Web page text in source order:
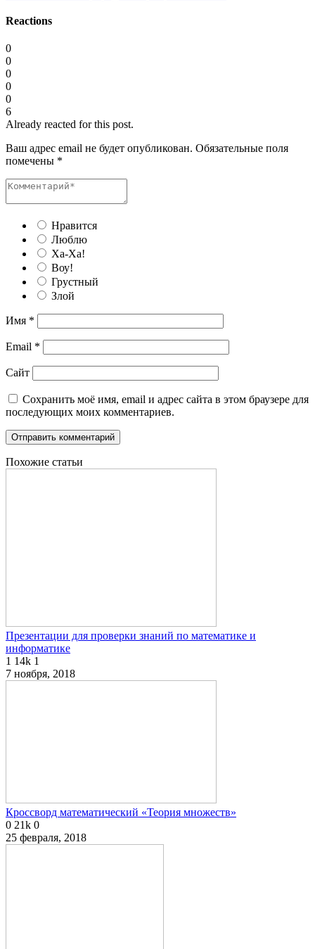
Reactions
0
0
0
0
0
6
Already reacted for this post.
Ваш адрес email не будет опубликован. Обязательные поля
помечены *
Нравится
Люблю
Ха-Ха!
Воу!
Грустный
Злой
Имя *
Email *
Сайт
Сохранить моё имя, email и адрес сайта в этом браузере для
последующих моих комментариев.
Похожие статьи
Презентации для проверки знаний по математике и
информатике
1 14k 1
7 ноября, 2018
Кроссворд математический «Теория множеств»
0 21k 0
25 февраля, 2018